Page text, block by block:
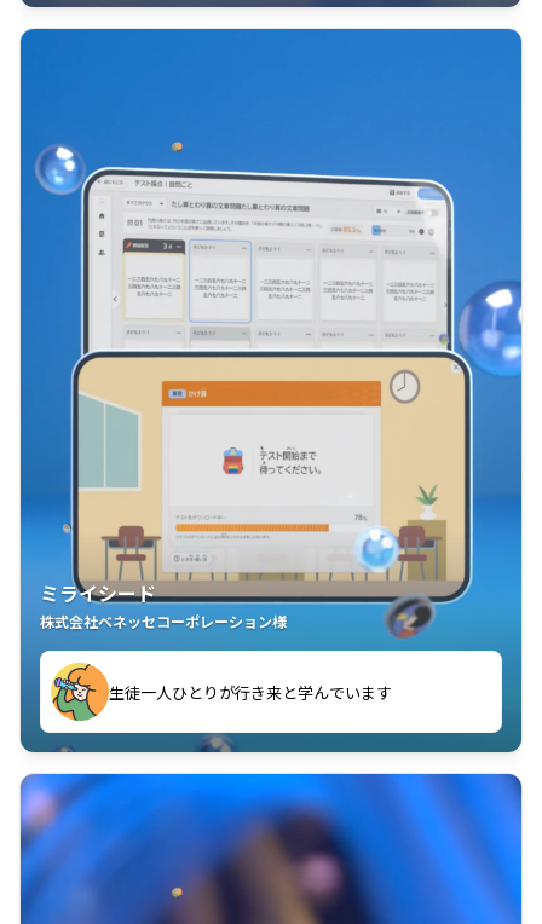
ミライシード
株式会社ベネッセコーポレーション様
生徒一人ひとりが行き来と学んでいます
教室中の児童生徒が「問題が解けてうれしい」「解く
ことが楽しい」を実感しています